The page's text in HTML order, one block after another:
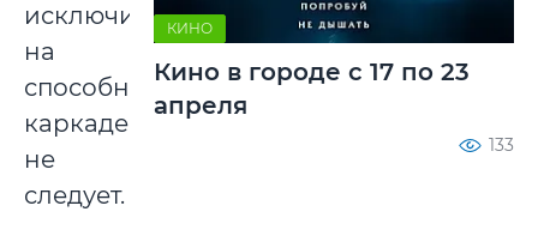
исключительно
на
способности
каркаде
не
следует.
КИНО
Кино в городе с 17 по 23
апреля
133